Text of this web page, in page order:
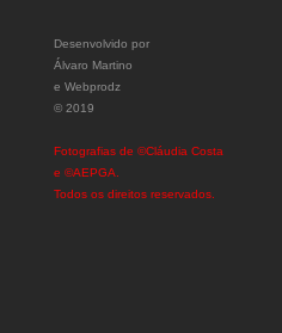
Desenvolvido por
Álvaro Martino
e Webprodz
© 2019
Fotografias de ©Cláudia Costa
e ©AEPGA.
Todos os direitos reservados.